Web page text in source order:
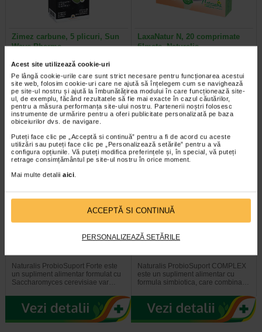
Acest site utilizează cookie-uri
Pe lângă cookie-urile care sunt strict necesare pentru funcționarea acestui
site web, folosim cookie-uri care ne ajută să înțelegem cum se navighează
pe site-ul nostru și ajută la îmbunătățirea modului în care funcționează site-
ul, de exemplu, făcând rezultatele să fie mai exacte în cazul căutărilor,
pentru a măsura performanța site-ului nostru. Partenerii noștri folosesc
instrumente de urmărire pentru a oferi publicitate personalizată pe baza
obiceiurilor dvs. de navigare.
Puteți face clic pe „Acceptă si continuă” pentru a fi de acord cu aceste
utilizări sau puteți face clic pe „Personalizează setările” pentru a vă
configura opțiunile. Vă puteți modifica preferințele și, în special, vă puteți
retrage consimțământul pe site-ul nostru în orice moment.
Mai multe detalii aici.
ACCEPTĂ SI CONTINUĂ
PERSONALIZEAZĂ SETĂRILE
Zimez carbune, 5 plicuri, Sun
Wave Pharma
Supliment alimentar cu carbune
activ si inulina, destinat reducerii
acumularii excesive de gaze…
LaxaNatur N, 20 comprimate
filmate, Naturalis
Supliment alimentar sub forma de
comprimate filmate, care contine
extract din frunze de Senna…
Plătești 2, primești 3
capsule vegetale, Naturalis
Naturalis ProbioSuport Forte este
un supliment alimentar formulat cu
Saccharomyces cerevisiae var…
Plătești 2, primești 3
ProbioSuport Complex, 15
capsule, Naturalis
Naturalis ProbioSuport COMPLEX
este un supliment alimentar cu
formula simbiotica, care combina…